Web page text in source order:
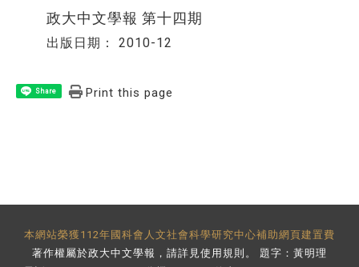
政大中文學報 第十四期
出版日期： 2010-12
Share Print this page
本網站榮獲112年國科會人文社會科學研究中心補助網頁建置費
著作權屬於政大中文學報，請詳見使用規則 。 題字：黃明理